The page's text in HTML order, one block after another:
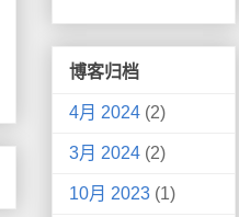
博客归档
4月 2024 (2)
3月 2024 (2)
10月 2023 (1)